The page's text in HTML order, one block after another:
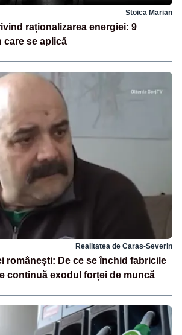
Stoica Marian
raționalizarea energiei: 9
care se aplică
Realitatea de Caras-Severin
românești: De ce se închid fabricile
continuă exodul forței de muncă